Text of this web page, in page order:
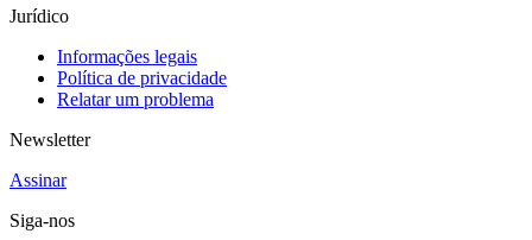
Jurídico
Informações legais
Política de privacidade
Relatar um problema
Newsletter
Assinar
Siga-nos